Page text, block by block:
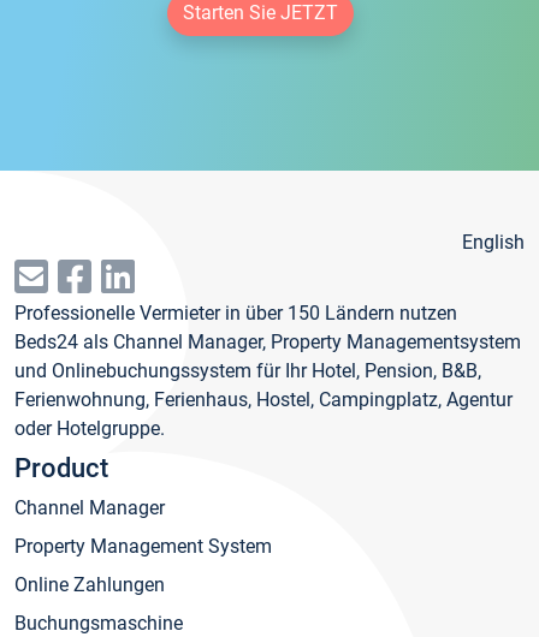
Starten Sie JETZT
English
Professionelle Vermieter in über 150 Ländern nutzen
Beds24 als Channel Manager, Property Managementsystem
und Onlinebuchungssystem für Ihr Hotel, Pension, B&B,
Ferienwohnung, Ferienhaus, Hostel, Campingplatz, Agentur
oder Hotelgruppe.
Product
Channel Manager
Property Management System
Online Zahlungen
Buchungsmaschine